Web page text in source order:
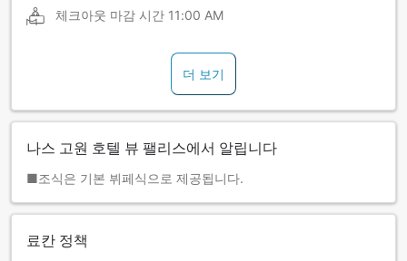
체크아웃 마감 시간 11:00 AM
더 보기
나스 고원 호텔 뷰 팰리스에서 알립니다
■조식은 기본 뷔페식으로 제공됩니다.
료칸 정책